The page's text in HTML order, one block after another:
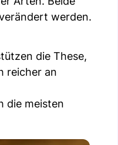
werden.
die These,
reicher an
die meisten